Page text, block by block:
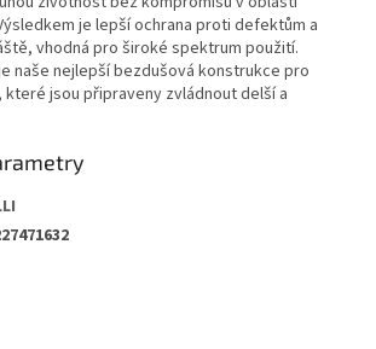
je lepší ochrana proti defektům a
vhodná pro široké spektrum použití.
je naše nejlepší bezdušová konstrukce pro
jsou připraveny zvládnout delší a